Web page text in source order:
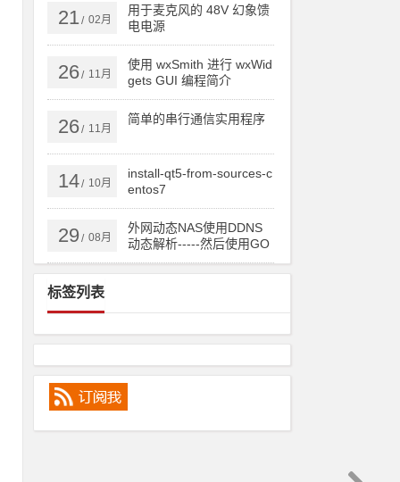
21 / 02月
用于麦克风的 48V 幻象馈
电电源
26/ 11月
使用 wxSmith 进行 wxWid
gets GUI 编程简介
26/ 11月
简单的串行通信实用程序
14/ 10月
install-qt5-from-sources-c
entos7
29/ 08月
外网动态NAS使用DDNS
动态解析-----然后使用GO
DADDY跟踪IP实现顶级域
名或者二级域名直接实时
标签列表